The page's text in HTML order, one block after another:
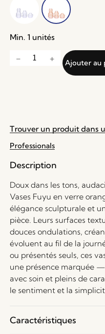
Min. 1 unités
Ajouter au
Trouver un produit dans
Professionals
Description
Doux dans les tons,
Vases Fuyu en verre
élégance sculpturale et
pièce. Leurs surfaces
douces ondulations,
évoluent au fil de la
ou présentés seuls, ces
une présence marquée
avec soin et pleins de
le sentiment et la
Caractéristiques